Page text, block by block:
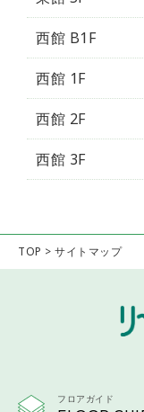
西館 B1F
西館 1F
西館 2F
西館 3F
TOP > サイトマップ
フロアガイド